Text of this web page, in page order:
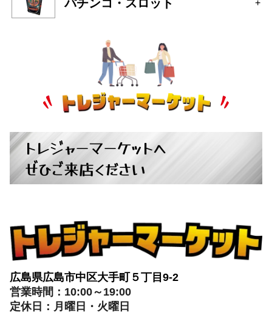
トレジャーマーケットへ
広島県広島市中区大手町５丁目9-2
営業時間：10:00～19:00
定休日：月曜日・火曜日